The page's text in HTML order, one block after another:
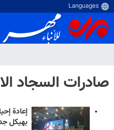
صادرات السجاد
إعادة
بهيكل